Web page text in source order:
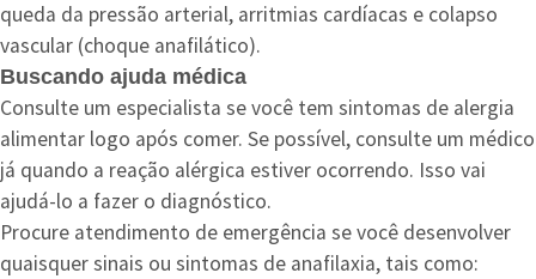
queda da pressão arterial, arritmias cardíacas e colapso
vascular (choque anafilático).
Buscando ajuda médica
Consulte um especialista se você tem sintomas de alergia
alimentar logo após comer. Se possível, consulte um médico
já quando a reação alérgica estiver ocorrendo. Isso vai
ajudá-lo a fazer o diagnóstico.
Procure atendimento de emergência se você desenvolver
quaisquer sinais ou sintomas de anafilaxia, tais como: